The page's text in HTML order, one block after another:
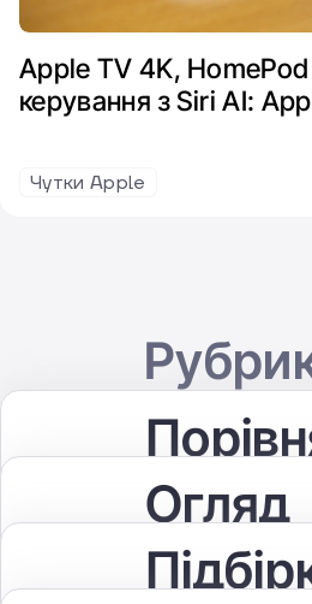
Apple TV 4K,
керування з Siri AI:
Чутки Apple
Огляд